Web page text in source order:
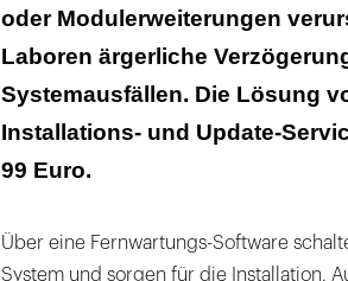
oder Modulerweiterungen
Laboren ärgerliche
Systemausfällen. Die Lösung
Installations- und Update-
99 Euro.
Über eine Fernwartungs-Software
System und sorgen für die Installation.